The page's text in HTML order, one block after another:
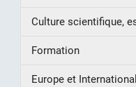
Culture scientifique,
Formation
Europe et International